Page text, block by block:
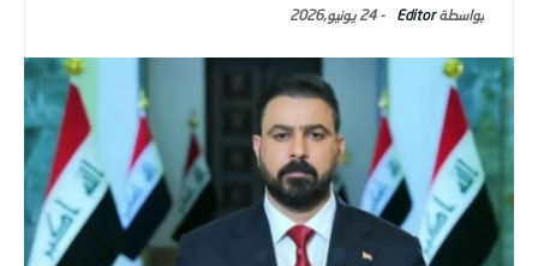
Editor
-24 يونيو,2026